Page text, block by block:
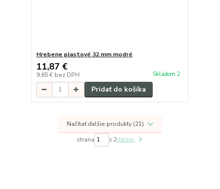
Hrebene plastové 32 mm modré
11,87 €
9,65 € bez DPH Skladom 2
Pridať do košíka
Načítať ďalšie produkty (21)
strana z 2ďalšie